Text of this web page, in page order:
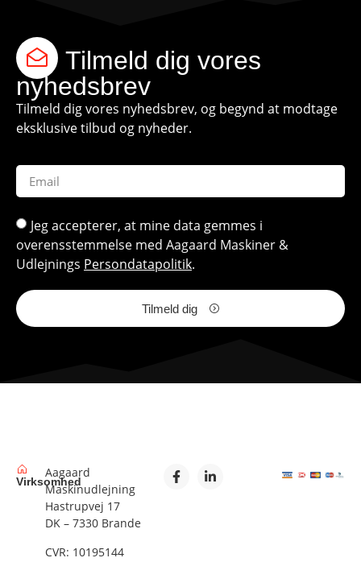
Tilmeld dig vores
nyhedsbrev
Tilmeld dig vores nyhedsbrev, og begynd at modtage
eksklusive tilbud og nyheder.
Jeg accepterer, at mine data gemmes i
overensstemmelse med Aagaard Maskiner &
Udlejnings Persondatapolitik.
Tilmeld dig
Virksomhed
Aagaard
Maskinudlejning
Hastrupvej 17
DK – 7330 Brande
CVR: 10195144